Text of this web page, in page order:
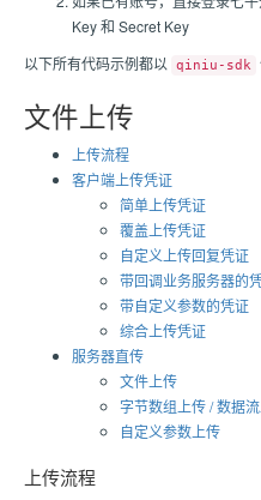
Key 和 Secret Key
以下所有代码示例都以
qiniu-sdk
文件上传
上传流程
客户端上传凭证
简单上传凭证
覆盖上传凭证
自定义上传回复凭证
带回调业务服务器的
带自定义参数的凭证
综合上传凭证
服务器直传
文件上传
字节数组上传 / 数据
自定义参数上传
上传流程